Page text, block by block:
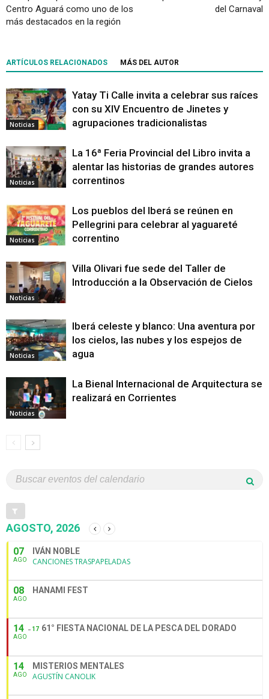
Centro Aguará como uno de los
más destacados en la región
del Carnaval
ARTÍCULOS RELACIONADOS MÁS DEL AUTOR
Noticias
Yatay Ti Calle invita a celebrar sus raíces
con su XIV Encuentro de Jinetes y
agrupaciones tradicionalistas
Noticias
La 16ª Feria Provincial del Libro invita a
alentar las historias de grandes autores
correntinos
Noticias
Los pueblos del Iberá se reúnen en
Pellegrini para celebrar al yaguareté
correntino
Noticias
Villa Olivari fue sede del Taller de
Introducción a la Observación de Cielos
Noticias
Iberá celeste y blanco: Una aventura por
los cielos, las nubes y los espejos de
agua
Noticias
La Bienal Internacional de Arquitectura se
realizará en Corrientes
AGOSTO, 2026
07
AGO
IVÁN NOBLE
CANCIONES TRASPAPELADAS
08
AGO
HANAMI FEST
14
AGO
17 61° FIESTA NACIONAL DE LA PESCA DEL DORADO
14
AGO
MISTERIOS MENTALES
AGUSTÍN CANOLIK